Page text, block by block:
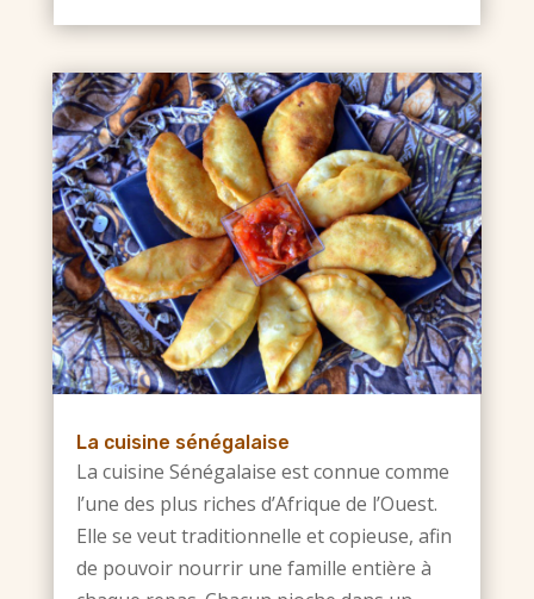
La cuisine sénégalaise
La cuisine Sénégalaise est connue comme
l’une des plus riches d’Afrique de l’Ouest.
Elle se veut traditionnelle et copieuse, afin
de pouvoir nourrir une famille entière à